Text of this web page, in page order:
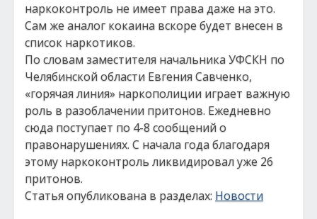
наркоконтроль не имеет права даже на это.
Сам же аналог кокаина вскоре будет внесен в
список наркотиков.
По словам заместителя начальника УФСКН по
Челябинской области Евгения Савченко,
«горячая линия» наркополиции играет важную
роль в разоблачении притонов. Ежедневно
сюда поступает по 4-8 сообщений о
правонарушениях. С начала года благодаря
этому наркоконтроль ликвидировал уже 26
притонов.
Статья опубликована в разделах: Новости